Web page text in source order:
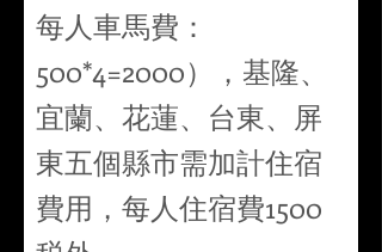
每人車馬費：
500*4=2000），基隆、
宜蘭、花蓮、台東、屏
東五個縣市需加計住宿
費用，每人住宿費1500